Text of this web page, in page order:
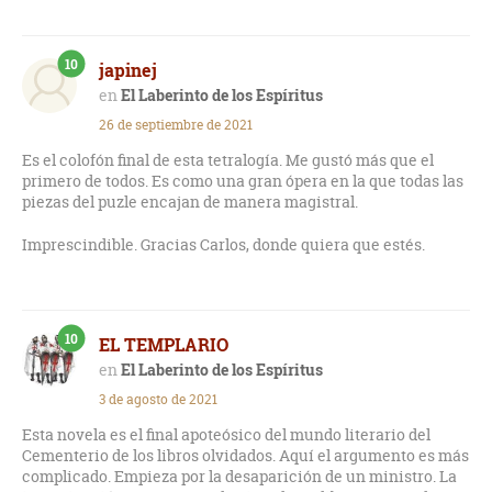
japinej
El Laberinto de los Espíritus
10
26 de septiembre de 2021
Es el colofón final de esta tetralogía. Me gustó más que el
primero de todos. Es como una gran ópera en la que todas las
piezas del puzle encajan de manera magistral.
Imprescindible. Gracias Carlos, donde quiera que estés.
EL TEMPLARIO
El Laberinto de los Espíritus
10
3 de agosto de 2021
Esta novela es el final apoteósico del mundo literario del
Cementerio de los libros olvidados. Aquí el argumento es más
complicado. Empieza por la desaparición de un ministro. La